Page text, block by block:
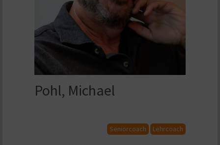
Pohl, Michael
Seniorcoach Lehrcoach